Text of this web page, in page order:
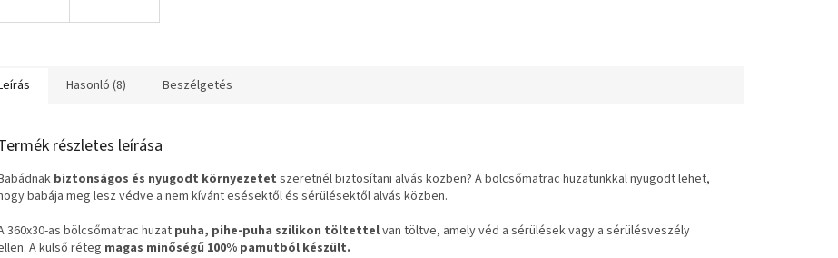
Hasonló (8) Beszélgetés
részletes leírása
biztonságos és nyugodt környezetet szeretnél biztosítani alvás közben? A bölcsőmatrac huzatunkkal nyugodt lehet,
babája meg lesz védve a nem kívánt esésektől és sérülésektől alvás közben.
360x30-as bölcsőmatrac huzat puha, pihe-puha szilikon töltettelvan töltve, amely véd a sérülések vagy a sérülésveszély
A külső réteg magas minőségű 100% pamutból készült.